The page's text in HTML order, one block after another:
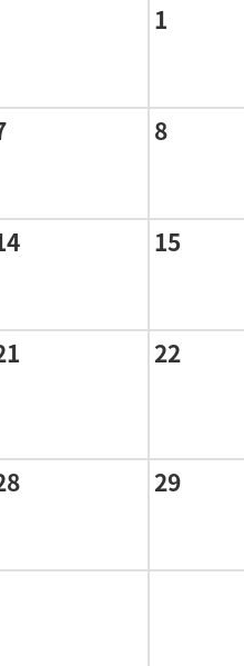
1
8
15
22
29